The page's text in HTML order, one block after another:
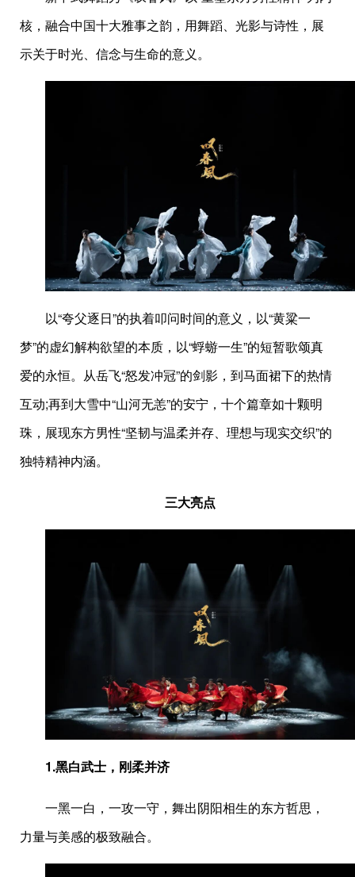
核，融合中国十大雅事之韵，用舞蹈、光影与诗性，展
示关于时光、信念与生命的意义。
以“夸父逐日”的执着叩问时间的意义，以“黄粱一
梦”的虚幻解构欲望的本质，以“蜉蝣一生”的短暂歌颂真
爱的永恒。从岳飞“怒发冲冠”的剑影，到马面裙下的热情
互动;再到大雪中“山河无恙”的安宁，十个篇章如十颗明
珠，展现东方男性“坚韧与温柔并存、理想与现实交织”的
独特精神内涵。
三大亮点
1.黑白武士，刚柔并济
一黑一白，一攻一守，舞出阴阳相生的东方哲思，
力量与美感的极致融合。